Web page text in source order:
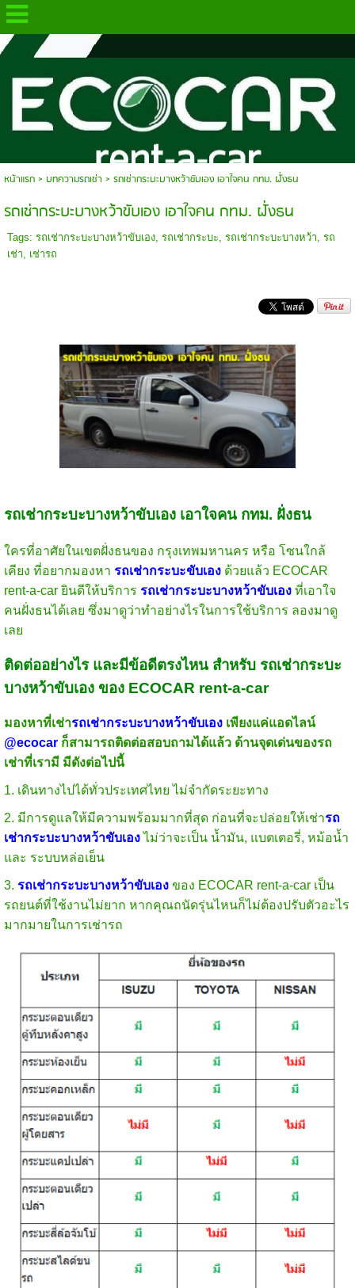
.
หน้าแรก> บทความรถเช่า > รถเช่ากระบะบางหว้าขับเอง เอาใจคน กทม. ฝั่งธน
รถเช่ากระบะบางหว้าขับเอง เอาใจคน กทม. ฝั่งธน
Tags: รถเช่ากระบะบางหว้าขับเอง, รถเช่ากระบะ, รถเช่ากระบะบางหว้า, รถ
เช่า, เช่ารถ
รถเช่ากระบะบางหว้าขับเอง เอาใจคน กทม. ฝั่งธน
ใครที่อาศัยในเขตฝั่งธนของ กรุงเทพมหานคร หรือ โซนใกล้
เคียง ที่อยากมองหา รถเช่ากระบะขับเองด้วยแล้ว ECOCAR
rent-a-car ยินดีให้บริการ รถเช่ากระบะบางหว้าขับเองที่เอาใจ
คนฝั่งธนได้เลย ซึ่งมาดูว่าทำอย่างไรในการใช้บริการ ลองมาดู
เลย
ติดต่ออย่างไร และมีข้อดีตรงไหน สำหรับ รถเช่ากระบะ
บางหว้าขับเอง ของ ECOCAR rent-a-car
มองหาที่เช่ารถเช่ากระบะบางหว้าขับเองเพียงแค่แอดไลน์
@ecocarก็สามารถติดต่อสอบถามได้แล้ว ด้านจุดเด่นของรถ
เช่าที่เรามี มีดังต่อไปนี้
1. เดินทางไปได้ทั่วประเทศไทย ไม่จำกัดระยะทาง
2. มีการดูแลให้มีความพร้อมมากที่สุด ก่อนที่จะปล่อยให้เช่ารถ
เช่ากระบะบางหว้าขับเองไม่ว่าจะเป็น น้ำมัน, แบตเตอรี่, หม้อน้ำ
และ ระบบหล่อเย็น
3. รถเช่ากระบะบางหว้าขับเองของ ECOCAR rent-a-car เป็น
รถยนต์ที่ใช้งานไม่ยาก หากคุณถนัดรุ่นไหนก็ไม่ต้องปรับตัวอะไร
มากมายในการเช่ารถ